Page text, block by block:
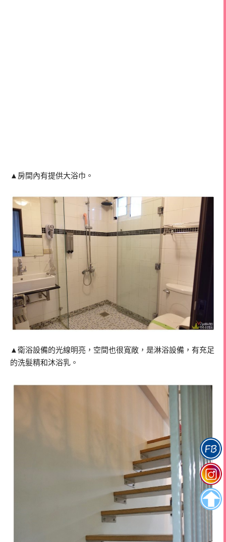
▲房間內有提供大浴巾。
▲衛浴設備的光線明亮，空間也很寬敞，是淋浴設備，有充足
的洗髮精和沐浴乳。